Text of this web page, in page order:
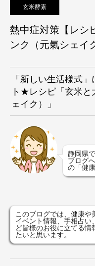
玄米酵素
熱中症対策【レシ
ンク（元氣シェイ
「新しい生活様式
ト★レシピ「玄米と
ェイク）」
静岡県
ブログ
の「健
このブログでは、健康や
イベント情報、手相占い
ど皆様のお役に立てる情
たいと思います。